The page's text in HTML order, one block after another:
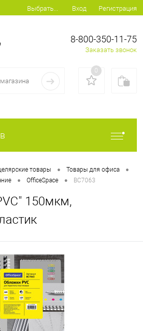
Выбрать... Вход Регистрация
8-800-350-11-75
Заказать звонок
0
товары • Товары для офиса •
• OfficeSpace • BC7063
150мкм,